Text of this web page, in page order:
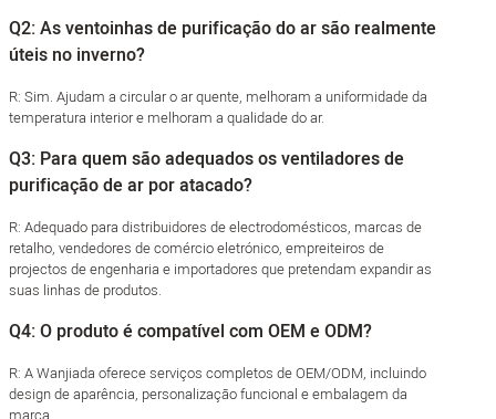
Q2: As ventoinhas de purificação do ar são realmente
úteis no inverno?
R: Sim. Ajudam a circular o ar quente, melhoram a uniformidade da
temperatura interior e melhoram a qualidade do ar.
Q3: Para quem são adequados os ventiladores de
purificação de ar por atacado?
R: Adequado para distribuidores de electrodomésticos, marcas de
retalho, vendedores de comércio eletrónico, empreiteiros de
projectos de engenharia e importadores que pretendam expandir as
suas linhas de produtos.
Q4: O produto é compatível com OEM e ODM?
R: A Wanjiada oferece serviços completos de OEM/ODM, incluindo
design de aparência, personalização funcional e embalagem da